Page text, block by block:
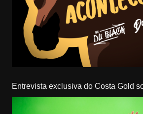
Entrevista exclusiva do Costa Gold